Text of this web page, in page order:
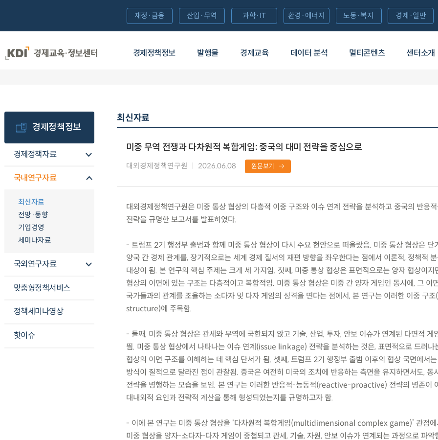
경제정책정보 발행물 경제교육 데이터 분석 멀티콘텐츠 센터소개
재정·금융 산업·무역 과학·IT 환경·에너지 노동·복지 경제·일반
경제정책정보
경제정책자료
국내연구자료
최신자료
전망·동향
기업경영
세미나자료
국외연구자료
맞춤형정책서비스
정책세미나영상
핫이슈
최신자료
미중 무역 전쟁과 다차원적 복합게임: 중국의 대미 전략을 중심으로
대외경제정책연구원 2026.06.08 원문보기
대외경제정책연구원은 미중 통상 협상의 다층적 이중 구조와 이슈 연계 전략을 분석하고 중국의 반응
전략을 규명한 보고서를 발표하였다.
- 트럼프 2기 행정부 출범과 함께 미중 통상 협상이 다시 주요 현안으로 떠올랐음. 미중 통상 협상은 단
양국 간 경제 관계를, 장기적으로는 세계 경제 질서의 재편 방향을 좌우한다는 점에서 이론적, 정책적
대상이 됨. 본 연구의 핵심 주제는 크게 세 가지임. 첫째, 미중 통상 협상은 표면적으로는 양자 협상이지
협상의 이면에 있는 구조는 다층적이고 복합적임. 미중 통상 협상은 미중 간 양자 게임인 동시에, 그 이
국가들과의 관계를 조율하는 소다자 및 다자 게임의 성격을 띤다는 점에서, 본 연구는 이러한 이중 구
structure)에 주목함.
- 둘째, 미중 통상 협상은 관세와 무역에 국한되지 않고 기술, 산업, 투자, 안보 이슈가 연계된 다면적 게
띔. 미중 통상 협상에서 나타나는 이슈 연계(issue linkage) 전략을 분석하는 것은, 표면적으로 드러나
협상의 이면 구조를 이해하는 데 핵심 단서가 됨. 셋째, 트럼프 2기 행정부 출범 이후의 협상 국면에서
방식이 질적으로 달라진 점이 관찰됨. 중국은 여전히 미국의 조치에 반응하는 측면을 유지하면서도, 동
전략을 병행하는 모습을 보임. 본 연구는 이러한 반응적-능동적(reactive-proactive) 전략의 병존이
대내외적 요인과 전략적 계산을 통해 형성되었는지를 규명하고자 함.
- 이에 본 연구는 미중 통상 협상을 ‘다차원적 복합게임(multidimensional complex game)’ 관점에
미중 협상을 양자-소다자-다자 게임이 중첩되고 관세, 기술, 자원, 안보 이슈가 연계되는 과정으로 파악